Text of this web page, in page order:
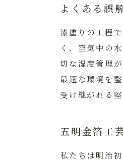
よくある誤
漆塗りの工程
く、空気中の
切な湿度管理
最適な環境を
受け継がれる
五明金箔工
私たちは明治